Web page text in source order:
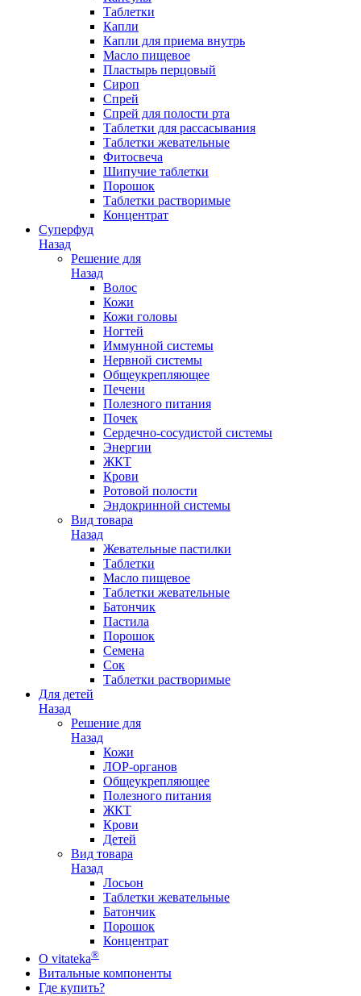
Таблетки
Капли
Капли для приема внутрь
Масло пищевое
Пластырь перцовый
Сироп
Спрей
Спрей для полости рта
Таблетки для рассасывания
Таблетки жевательные
Фитосвеча
Шипучие таблетки
Порошок
Таблетки растворимые
Концентрат
Суперфуд
Назад
Решение для
Назад
Волос
Кожи
Кожи головы
Ногтей
Иммунной системы
Нервной системы
Общеукрепляющее
Печени
Полезного питания
Почек
Сердечно-сосудистой системы
Энергии
ЖКТ
Крови
Ротовой полости
Эндокринной системы
Вид товара
Назад
Жевательные пастилки
Таблетки
Масло пищевое
Таблетки жевательные
Батончик
Пастила
Порошок
Семена
Сок
Таблетки растворимые
Для детей
Назад
Решение для
Назад
Кожи
ЛОР-органов
Общеукрепляющее
Полезного питания
ЖКТ
Крови
Детей
Вид товара
Назад
Лосьон
Таблетки жевательные
Батончик
Порошок
Концентрат
О vitateka®
Витальные компоненты
Где купить?